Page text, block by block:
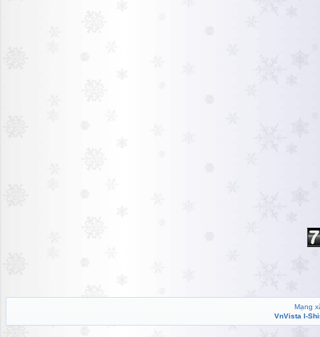
Mạng
VnVista I-